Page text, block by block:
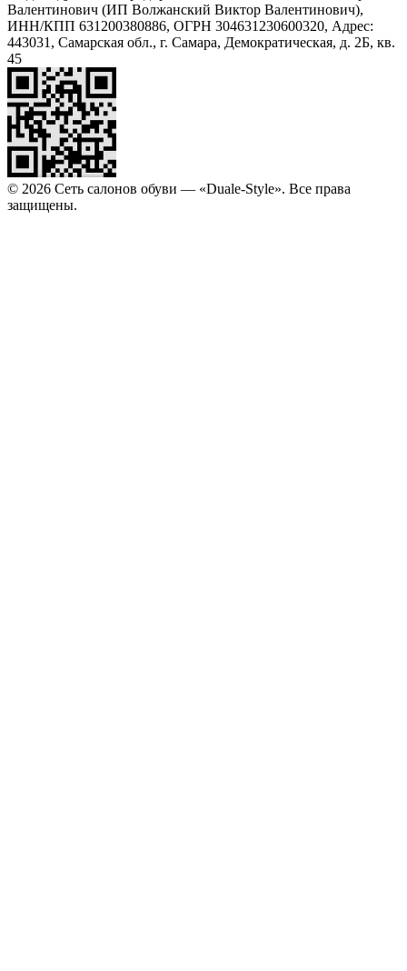
Валентинович (ИП Волжанский Виктор Валентинович),
ИНН/КПП 631200380886, ОГРН 304631230600320, Адрес:
443031, Самарская обл., г. Самара, Демократическая, д. 2Б, кв.
45
© 2026 Сеть салонов обуви — «Duale-Style». Все права
защищены.